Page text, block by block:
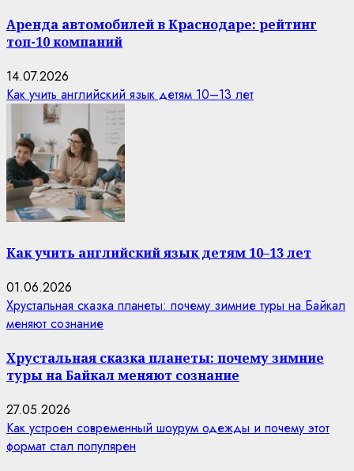
Аренда автомобилей в Краснодаре: рейтинг
топ-10 компаний
14.07.2026
Как учить английский язык детям 10–13 лет
Как учить английский язык детям 10–13 лет
01.06.2026
Хрустальная сказка планеты: почему зимние туры на Байкал
меняют сознание
Хрустальная сказка планеты: почему зимние
туры на Байкал меняют сознание
27.05.2026
Как устроен современный шоурум одежды и почему этот
формат стал популярен